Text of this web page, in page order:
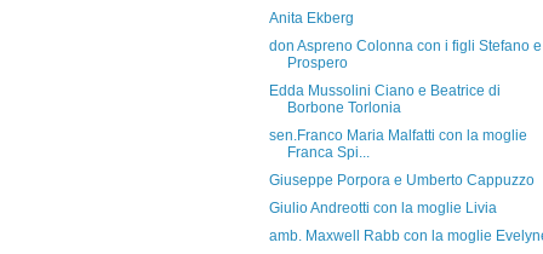
Anita Ekberg
don Aspreno Colonna con i figli Stefano e
Prospero
Edda Mussolini Ciano e Beatrice di
Borbone Torlonia
sen.Franco Maria Malfatti con la moglie
Franca Spi...
Giuseppe Porpora e Umberto Cappuzzo
Giulio Andreotti con la moglie Livia
amb. Maxwell Rabb con la moglie